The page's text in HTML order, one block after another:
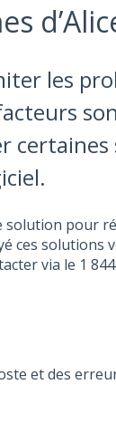
les
pour
ces solutions
via le 1
et des